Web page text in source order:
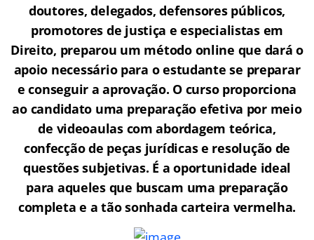
doutores, delegados, defensores públicos,
promotores de justiça e especialistas em
Direito, preparou um método online que dará o
apoio necessário para o estudante se preparar
e conseguir a aprovação. O curso proporciona
ao candidato uma preparação efetiva por meio
de videoaulas com abordagem teórica,
confecção de peças jurídicas e resolução de
questões subjetivas. É a oportunidade ideal
para aqueles que buscam uma preparação
completa e a tão sonhada carteira vermelha.